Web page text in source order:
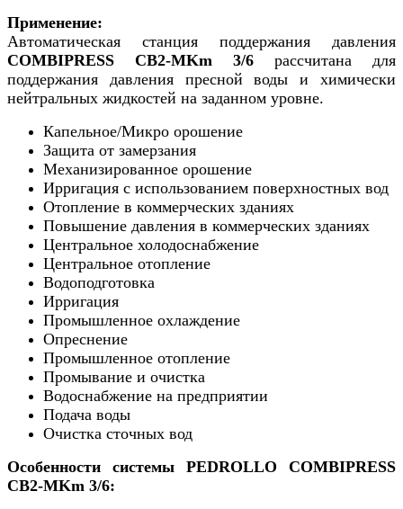
Применение:
Автоматическая станция поддержания давления
COMBIPRESS CB2-MKm 3/6 рассчитана для
поддержания давления пресной воды и химически
нейтральных жидкостей на заданном уровне.
Капельное/Микро орошение
Защита от замерзания
Механизированное орошение
Ирригация с использованием поверхностных вод
Отопление в коммерческих зданиях
Повышение давления в коммерческих зданиях
Центральное холодоснабжение
Центральное отопление
Водоподготовка
Ирригация
Промышленное охлаждение
Опреснение
Промышленное отопление
Промывание и очистка
Водоснабжение на предприятии
Подача воды
Очистка сточных вод
Особенности системы PEDROLLO COMBIPRESS
CB2-MKm 3/6: